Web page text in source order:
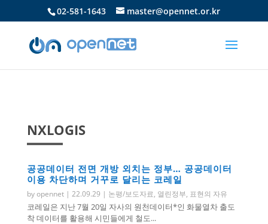
02-581-1643 master@opennet.or.kr
NXLOGIS
공공데이터 전면 개방 외치는 정부… 공공데이터
이용 차단하며 거꾸로 달리는 코레일
byopennet| 22.09.29 | 논평/보도자료, 열린정부, 표현의 자유
코레일은 지난 7월 20일 자사의 원천데이터*인 화물열차 출도
착 데이터를 활용해 시민들에게 철도...